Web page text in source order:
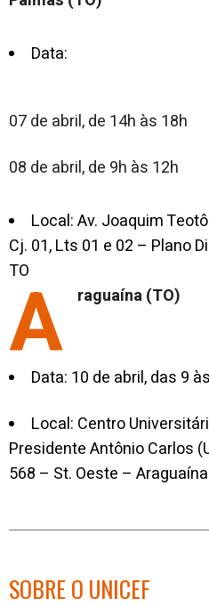
Data:
07 de abril, de 14h às 18h
08 de abril, de 9h às 12h
Local: Av. Joaquim
Cj. 01, Lts 01 e 02 – Plano
TO
A raguaína (TO)
Data: 10 de abril, das 9
Local: Centro
Presidente Antônio Carlos
568 – St. Oeste –
SOBRE O UNICEF